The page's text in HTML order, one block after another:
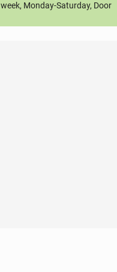
Monday-Saturday, Door